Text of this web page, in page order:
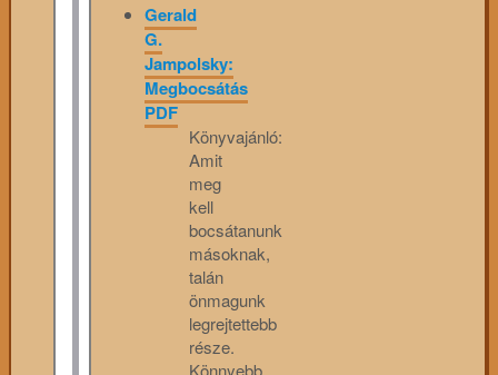
Gerald
G.
Jampolsky:
Megbocsátás
PDF
Könyvajánló:
Amit
meg
kell
bocsátanunk
másoknak,
talán
önmagunk
legrejtettebb
része.
Könnyebb